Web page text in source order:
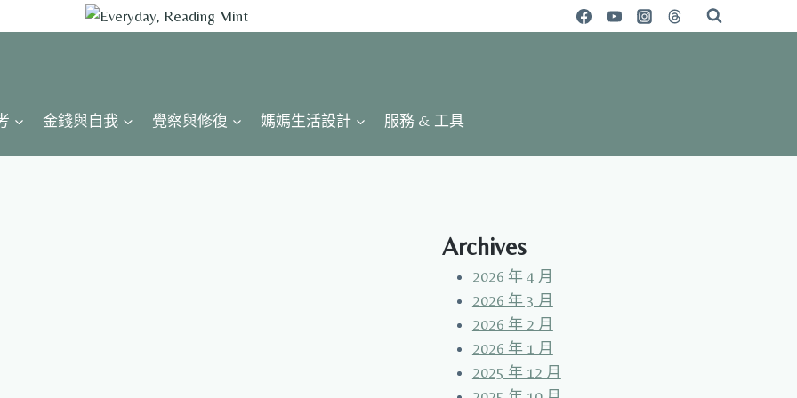
金錢與自我 覺察與修復 媽媽生活設計 服務 & 工具
Archives
2026 年 4 月
2026 年 3 月
2026 年 2 月
2026 年 1 月
2025 年 12 月